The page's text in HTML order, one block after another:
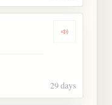
Dengarkan
29 days